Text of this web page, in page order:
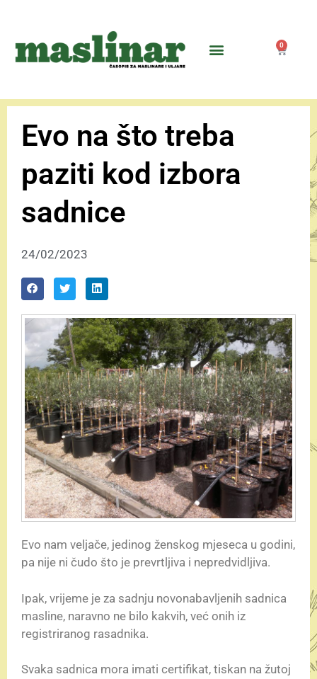
0
Evo na što treba
paziti kod izbora
sadnice
24/02/2023
Evo nam veljače, jedinog ženskog mjeseca u godini,
pa nije ni čudo što je prevrtljiva i nepredvidljiva.
Ipak, vrijeme je za sadnju novonabavljenih sadnica
masline, naravno ne bilo kakvih, već onih iz
registriranog rasadnika.
Svaka sadnica mora imati certifikat, tiskan na žutoj